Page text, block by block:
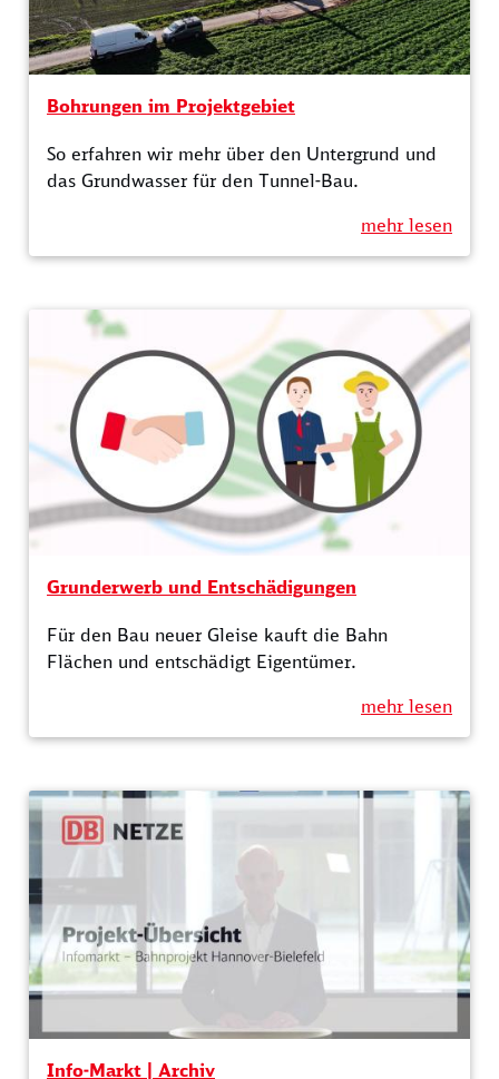
Bohrungen im Projektgebiet
So erfahren wir mehr über den Untergrund und
das Grundwasser für den Tunnel-Bau.
mehr lesen
Grunderwerb und Entschädigungen
Für den Bau neuer Gleise kauft die Bahn
Flächen und entschädigt Eigentümer.
mehr lesen
Info-Markt | Archiv